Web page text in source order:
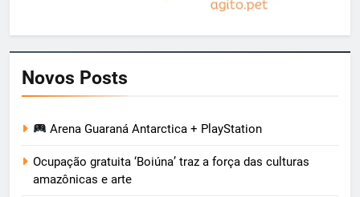
Novos Posts
Arena Guaraná Antarctica + PlayStation
Ocupação gratuita ‘Boiúna’ traz a força das culturas
amazônicas e arte